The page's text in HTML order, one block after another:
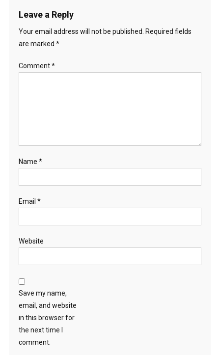
Leave a Reply
Your email address will not be published.
Required fields
are marked *
Comment*
Name *
Email *
Website
Save my name,
email, and website
in this browser for
the next time I
comment.